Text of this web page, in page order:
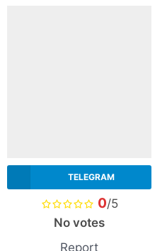
TELEGRAM
0/5
No votes
Report